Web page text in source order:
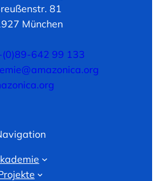
81
München
642 99 133